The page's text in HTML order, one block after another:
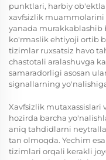
punktlari, harbiy
xavfsizlik
yanada murakkablashib
ko'rmaslik ehtiyoji ortib
tizimlar ruxsatsiz havo
chastotali aralashuvga
samaradorligi asosan
signallarning
Xavfsizlik mutaxassislari
hozirda barcha
aniq tahdidlarni
tan olmoqda. Yechim
tizimlari orqali kerakli